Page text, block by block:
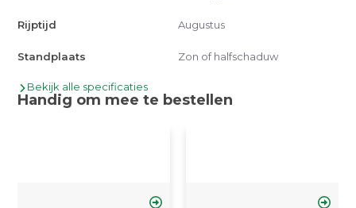
Rijptijd Augustus
Standplaats Zon of halfschaduw
Bekijk alle specificaties
Handig om mee te bestellen